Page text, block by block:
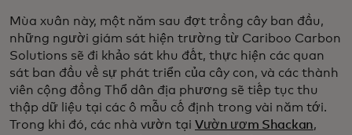
Mùa xuân này, một năm sau đợt trồng cây ban đầu,
những người giám sát hiện trường từ Cariboo Carbon
Solutions sẽ đi khảo sát khu đất, thực hiện các quan
sát ban đầu về sự phát triển của cây con, và các thành
viên cộng đồng Thổ dân địa phương sẽ tiếp tục thu
thập dữ liệu tại các ô mẫu cố định trong vài năm tới.
Trong khi đó, các nhà vườn tại Vườn ươm Shackan,